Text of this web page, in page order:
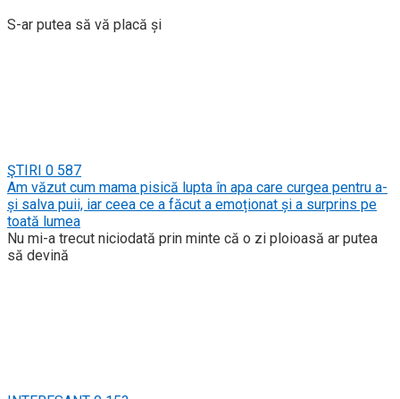
S-ar putea să vă placă și
ŞTIRI 0 587
Am văzut cum mama pisică lupta în apa care curgea pentru a-
și salva puii, iar ceea ce a făcut a emoționat și a surprins pe
toată lumea
Nu mi-a trecut niciodată prin minte că o zi ploioasă ar putea
să devină